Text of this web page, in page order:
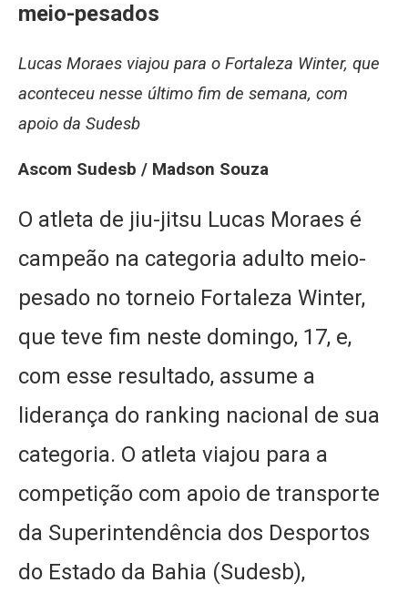
meio-pesados
Lucas Moraes viajou para o Fortaleza Winter, que
aconteceu nesse último fim de semana, com
apoio da Sudesb
Ascom Sudesb / Madson Souza
O atleta de jiu-jitsu Lucas Moraes é
campeão na categoria adulto meio-
pesado no torneio Fortaleza Winter,
que teve fim neste domingo, 17, e,
com esse resultado, assume a
liderança do ranking nacional de sua
categoria. O atleta viajou para a
competição com apoio de transporte
da Superintendência dos Desportos
do Estado da Bahia (Sudesb),